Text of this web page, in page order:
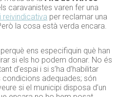
caravanistes varen fer una
reivindicativa per reclamar una
la cosa està verda encara.
ens especifiquin què han
si els ho podem donar. No és
d’espai i si s’ha d’habilitar
condicions adequades; són
si el municipi disposa d’un